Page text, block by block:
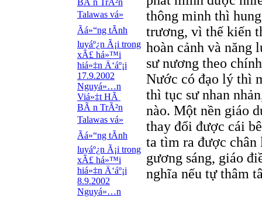
BÃ n TrÃ²n
Talawas vá»
Ãá»“ng tÃ­nh
luyáº¿n Ã¡i trong
xÃ£ há»™i
hiá»‡n Ä‘áº¡i
17.9.2002
Nguyá»…n
Viá»‡t HÃ
BÃ n TrÃ²n
Talawas vá»
Ãá»“ng tÃ­nh
luyáº¿n Ã¡i trong
xÃ£ há»™i
hiá»‡n Ä‘áº¡i
8.9.2002
Nguyá»…n
thông minh thì
trương, vì thế kiến
hoàn cảnh và năng
sư nương theo
Nước có đạo lý thì
thì tục sư nhan
nào. Một nền giáo
thay đổi được cái
ta tìm ra được chân
gương sáng, giáo
nghĩa nếu tự thâm